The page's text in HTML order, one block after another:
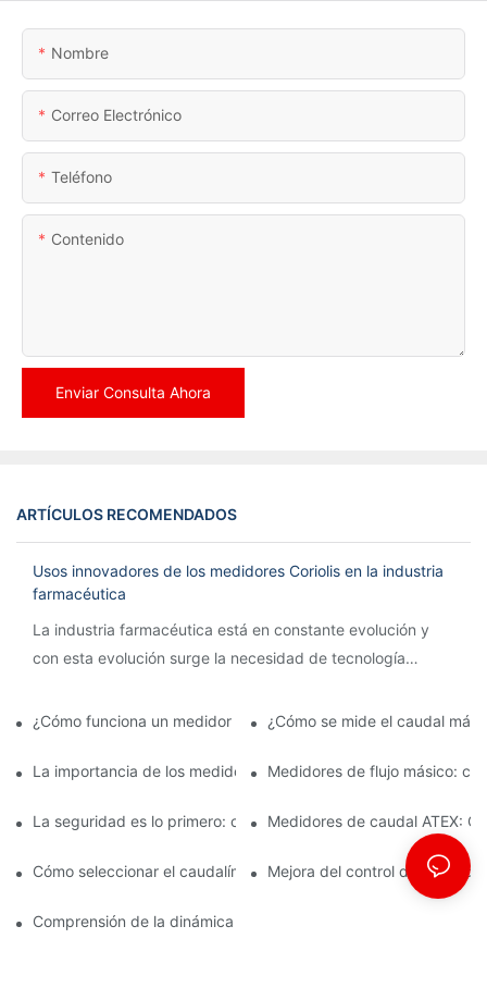
Nombre
Correo Electrónico
Teléfono
Contenido
Enviar Consulta Ahora
ARTÍCULOS RECOMENDADOS
Usos innovadores de los medidores Coriolis en la industria
farmacéutica
La industria farmacéutica está en constante evolución y
con esta evolución surge la necesidad de tecnología
precisión.
¿Cómo funciona un medidor de caudal Coriolis?
¿Cómo se mide el caudal
La importancia de los medidores de flujo másico en la
Medidores de flujo másico:
La seguridad es lo primero: comprensión de los caudalímetros
Medidores de caudal ATEX:
Cómo seleccionar el caudalímetro ATEX adecuado para
Mejora del control de calidad
Comprensión de la dinámica de la medición del flujo másico de